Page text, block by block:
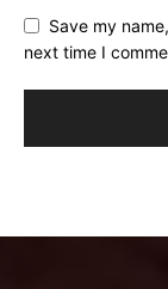
Save my
next time I